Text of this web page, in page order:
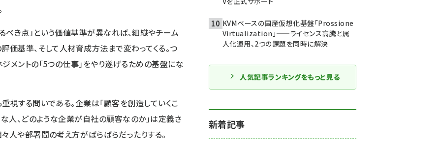
べき点」という価値基準が異なれば、組織やチーム
価基準、そして人材育成方法まで変わってくる。つ
メントの「5つの仕事」をやり遂げるための基盤にな
視する問いである。企業は「顧客を創造していくこ
な人、どのような企業が自社の顧客なのか」は定義さ
人や部署間の考え方がばらばらだったりする。
KVMベースの国産仮想化基盤「Prossione
Virtualization」——ライセンス高騰と属
人化運用、2つの課題を同時に解決
人気記事ランキングをもっと見る
新着記事